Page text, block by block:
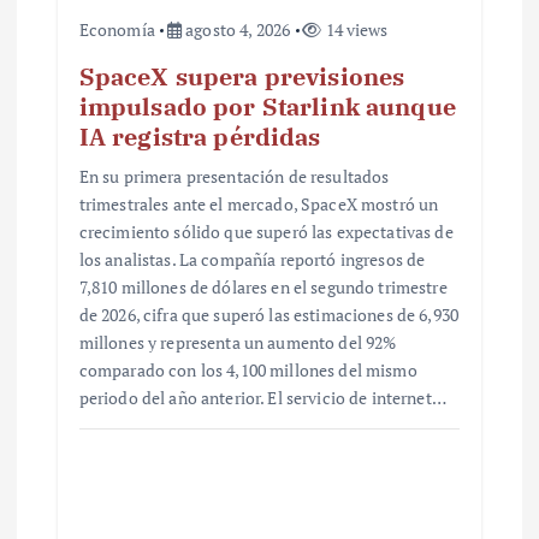
Economía agosto 4, 2026 14 views
SpaceX supera previsiones
impulsado por Starlink aunque
IA registra pérdidas
En su primera presentación de resultados
trimestrales ante el mercado, SpaceX mostró un
crecimiento sólido que superó las expectativas de
los analistas. La compañía reportó ingresos de
7,810 millones de dólares en el segundo trimestre
de 2026, cifra que superó las estimaciones de 6,930
millones y representa un aumento del 92%
comparado con los 4,100 millones del mismo
periodo del año anterior. El servicio de internet…